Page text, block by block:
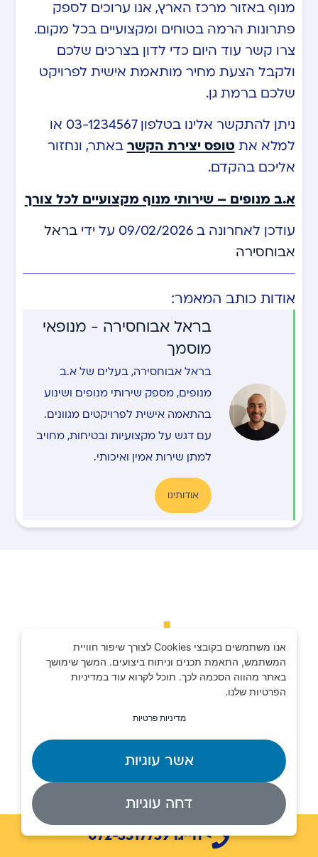
אנו משתמשים בקובצי Cookies לצורך שיפור חוויית
המשתמש, התאמת תכנים וניתוח ביצועים. המשך שימושך
באתר מהווה הסכמה לכך. תוכל לקרוא עוד במדיניות
הפרטיות שלנו.
מדיניות פרטיות
אשר עוגיות
דחה עוגיות
מנוף באזור מרכז הארץ, אנו ערוכים לספק
פתרונות הרמה בטוחים ומקצועיים בכל מקום.
צרו קשר עוד היום כדי לדון בצרכים שלכם
ולקבל הצעת מחיר מותאמת אישית לפרויקט
שלכם ברמת גן.
ניתן להתקשר אלינו בטלפון 03-1234567 או
למלא את טופס יצירת הקשר באתר, ונחזור
אליכם בהקדם.
א.ב מנופים – שירותי מנוף מקצועיים לכל צורך
עודכן לאחרונה ב 09/02/2026 על ידי
בראל
אבוחסירה
אודות כותב המאמר:
בראל אבוחסירה - מנופאי
מוסמך
בראל אבוחסירה, בעלים של א.ב
מנופים, מספק שירותי מנופים ושינוע
בהתאמה אישית לפרויקטים מגוונים.
עם דגש על מקצועיות ובטיחות, מחויב
למתן שירות אמין ואיכותי.
אודותינו
א.ב מנופים מספקת שירותי הרמת משא
מתקדמים לכל סוגי הציוד, עם דגש על
מקצועיות, בטיחות ושירות אישי לכל לקוח.
ניווט באתר חייגו 072-3317739